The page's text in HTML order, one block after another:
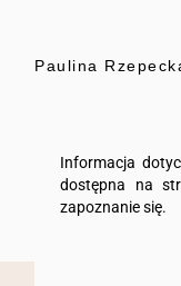
Paulina
Informacja
dostępna na
zapoznanie się.